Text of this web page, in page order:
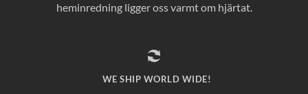
heminredning ligger oss varmt om hjärtat.
WE SHIP WORLD WIDE!